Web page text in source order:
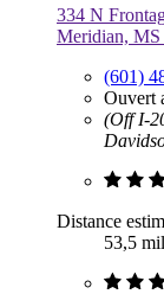
334 N
Meridian, MS
(601)
Ouvert
(Off I-
Distance
53,5